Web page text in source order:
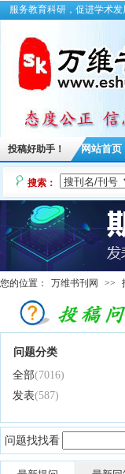
服务教育科研，促进学术
投稿好助手！ 网站首页
搜索：
您的位置： 万维书刊网 >>
问题分类
全部(7016)
发表(587)
问题找找看